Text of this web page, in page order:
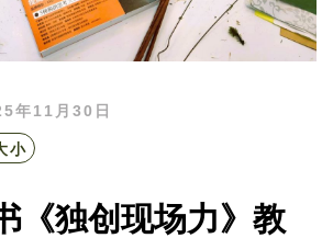
年11月30日
小
《独创现场力》教